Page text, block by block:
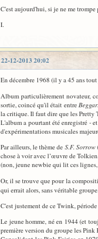
C'est aujourd'hui, si je ne me trompe
I.
22-12-2013 20:02
En décembre 1968 (il y a 45 ans
Album particulièrement novateur,
sortie, coincé qu'il était entre
la critique. Il faut dire que les Pretty
L'album a pourtant été enregistré -
d'expérimentations musicales
Par ailleurs, le thème de S.F. Sorrow
chose à voir avec l’œuvre de
(non, jeune newbie qui lit ces lignes,
Or, il se trouve que pour la
qui errait alors, sans véritable
C'est justement de ce Twink,
Le jeune homme, né en 1944 (et
première version du groupe les Pink